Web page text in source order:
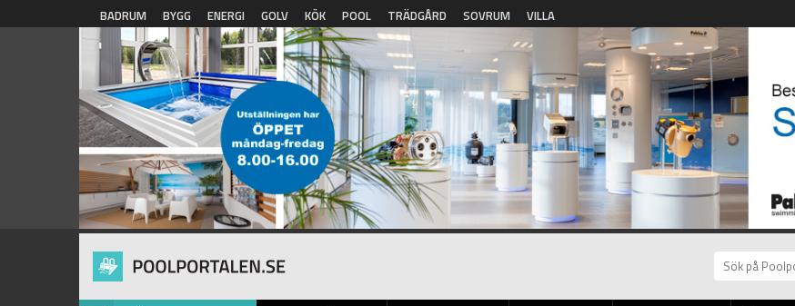
Hoppa till huvudinnehåll
BADRUM BYGG ENERGI GOLV KÖK POOL TRÄDGÅRD SOVRUM VILLA